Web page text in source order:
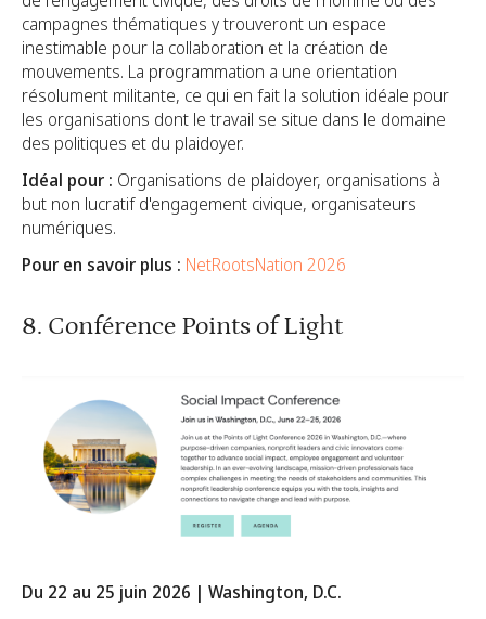
campagnes thématiques y trouveront un espace
inestimable pour la collaboration et la création de
mouvements. La programmation a une orientation
résolument militante, ce qui en fait la solution idéale pour
les organisations dont le travail se situe dans le domaine
des politiques et du plaidoyer.
Idéal pour : Organisations de plaidoyer, organisations à
but non lucratif d'engagement civique, organisateurs
numériques.
Pour en savoir plus : NetRootsNation 2026
8. Conférence Points of Light
Du 22 au 25 juin 2026 | Washington, D.C.